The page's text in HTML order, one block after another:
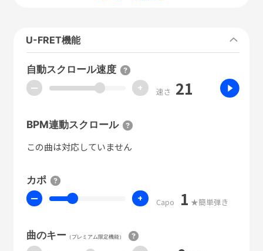
U-FRET機能
自動スクロール速度
ー + 速さ 21
BPM連動スクロール
この曲は対応していません
カポ
ー + Capo 1 ★簡単弾き
曲のキー（プレミアム限定機能）